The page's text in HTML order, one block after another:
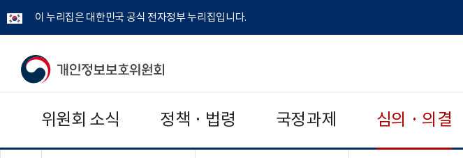
이 누리집은 대한민국 공식 전자정부 누리집입니다.
개
위원회 소식 정책 · 법령 국정과제 심의 · 의결